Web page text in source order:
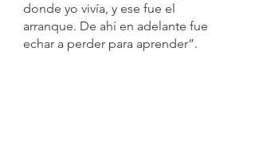
donde yo vivía, y ese fue el
arranque. De ahí en adelante fue
echar a perder para aprender”.